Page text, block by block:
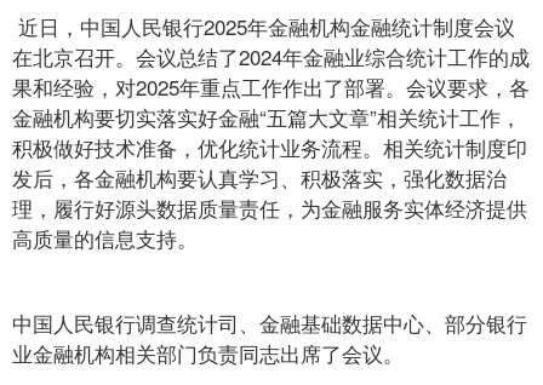
近日，中国人民银行2025年金融机构金融统计制度会议
在北京召开。会议总结了2024年金融业综合统计工作的成
果和经验，对2025年重点工作作出了部署。会议要求，各
金融机构要切实落实好金融“五篇大文章”相关统计工作，
积极做好技术准备，优化统计业务流程。相关统计制度印
发后，各金融机构要认真学习、积极落实，强化数据治
理，履行好源头数据质量责任，为金融服务实体经济提供
高质量的信息支持。
中国人民银行调查统计司、金融基础数据中心、部分银行
业金融机构相关部门负责同志出席了会议。